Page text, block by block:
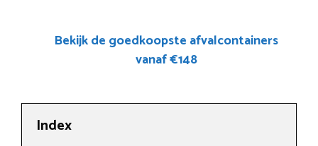
Bekijk de goedkoopste afvalcontainers
vanaf €148
Index